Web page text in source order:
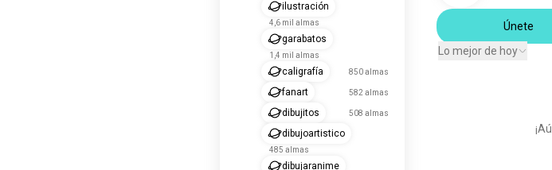
ilustración
4,6 mil almas
garabatos
1,4 mil almas
caligrafía 850 almas
fanart 582 almas
dibujitos 508 almas
dibujoartistico
485 almas
dibujaranime
Únete
Lo mejor de hoy